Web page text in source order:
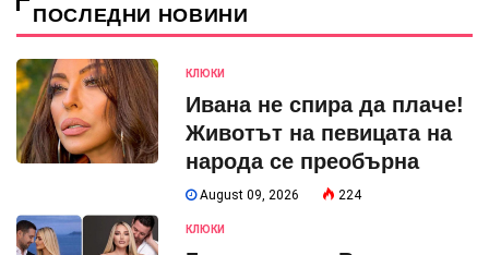
ПОСЛЕДНИ НОВИНИ
КЛЮКИ
Ивана не спира да плаче!
Животът на певицата на
народа се преобърна
August 09, 2026 224
КЛЮКИ